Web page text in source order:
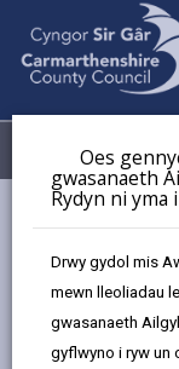
Oes
gwasanaeth
Rydyn ni yma
Drwy gydol mis
mewn lleoliadau
gwasanaeth
gyflwyno i ryw
Dewislen
Maethu